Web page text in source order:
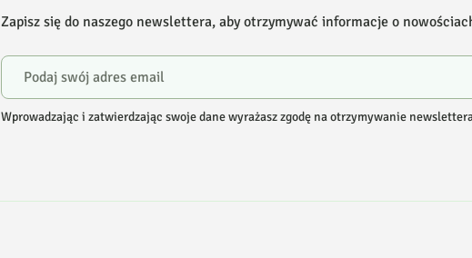
Zapisz się do naszego newslettera, aby otrzymywać informacje o
Wprowadzając i zatwierdzając swoje dane wyrażasz zgodę na otrzymywanie